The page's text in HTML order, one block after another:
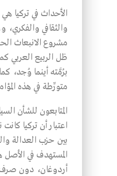
الأحداث في تركيا
والثقافي
مشروع الانبعاث
ظل الربيع العربي
برُمَّته أينما وُجد،
متورِّطة في هذه
المتابعون للشأن
اعتبار أن تركيا
بين حزب العدالة
المستهدف في الأصل
أردوغان، دون صرف